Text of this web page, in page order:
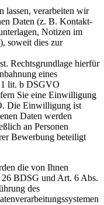
lassen, verarbeiten wir
Daten (z. B. Kontakt-
Notizen im
soweit dies zur
Rechtsgrundlage hierfür
eines
1 lit. b DSGVO
Sie eine Einwilligung
Die Einwilligung ist
Daten werden
an Personen
Bewerbung beteiligt
die von Ihnen
BDSG und Art. 6 Abs.
des